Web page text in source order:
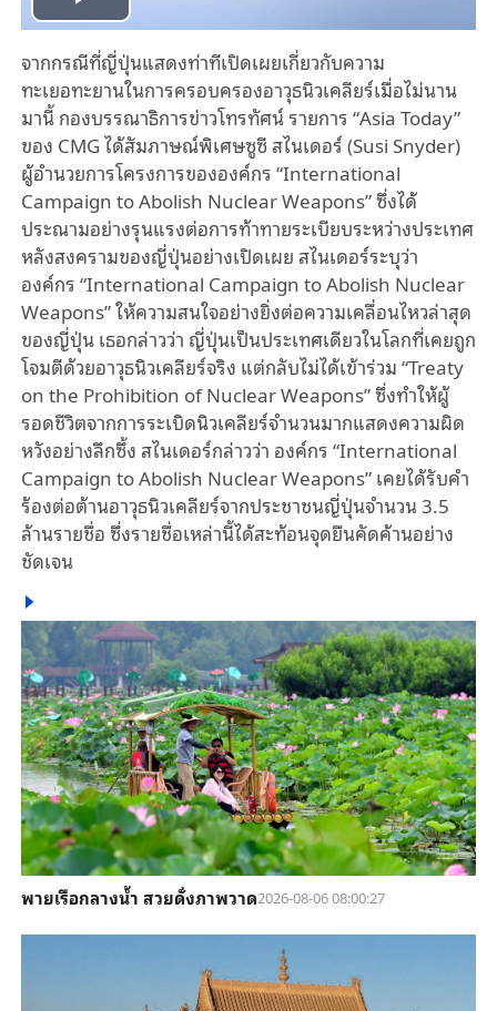
Play
Video
จากกรณีที่ญี่ปุ่นแสดงท่าทีเปิดเผยเกี่ยวกับความ
ทะเยอทะยานในการครอบครองอาวุธนิวเคลียร์เมื่อไม่นาน
มานี้ กองบรรณาธิการข่าวโทรทัศน์ รายการ “Asia Today”
ของ CMG ได้สัมภาษณ์พิเศษซูซี สไนเดอร์ (Susi Snyder)
ผู้อำนวยการโครงการขององค์กร “International
Campaign to Abolish Nuclear Weapons” ซึ่งได้
ประณามอย่างรุนแรงต่อการท้าทายระเบียบระหว่างประเทศ
หลังสงครามของญี่ปุ่นอย่างเปิดเผย สไนเดอร์ระบุว่า
องค์กร “International Campaign to Abolish Nuclear
Weapons” ให้ความสนใจอย่างยิ่งต่อความเคลื่อนไหวล่าสุด
ของญี่ปุ่น เธอกล่าวว่า ญี่ปุ่นเป็นประเทศเดียวในโลกที่เคยถูก
โจมตีด้วยอาวุธนิวเคลียร์จริง แต่กลับไม่ได้เข้าร่วม “Treaty
on the Prohibition of Nuclear Weapons” ซึ่งทำให้ผู้
รอดชีวิตจากการระเบิดนิวเคลียร์จำนวนมากแสดงความผิด
หวังอย่างลึกซึ้ง สไนเดอร์กล่าวว่า องค์กร “International
Campaign to Abolish Nuclear Weapons” เคยได้รับคำ
ร้องต่อต้านอาวุธนิวเคลียร์จากประชาชนญี่ปุ่นจำนวน 3.5
ล้านรายชื่อ ซึ่งรายชื่อเหล่านี้ได้สะท้อนจุดยืนคัดค้านอย่าง
ชัดเจน
พายเรือกลางน้ำ สวยดั่งภาพวาด2026-08-06 08:00:27